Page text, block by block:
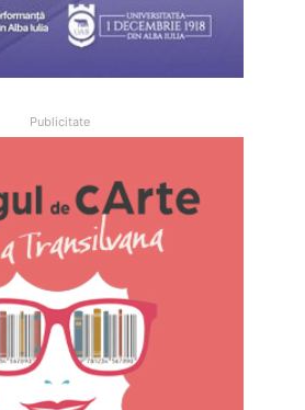
Publicitate